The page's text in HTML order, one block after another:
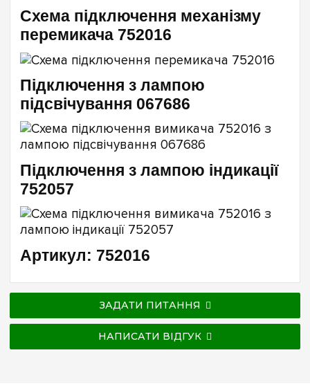
Схема підключення механізму
перемикача 752016
Підключення з лампою
підсвічування 067686
Підключення з лампою індикації
752057
Артикул: 752016
ЗАДАТИ ПИТАННЯ
НАПИСАТИ ВІДГУК